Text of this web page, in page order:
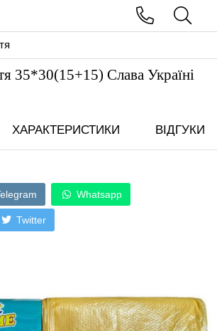
35*30(15+15) Слава Українi
ХАРАКТЕРИСТИКИ ВІДГУКИ
Whatsapp
Twitter